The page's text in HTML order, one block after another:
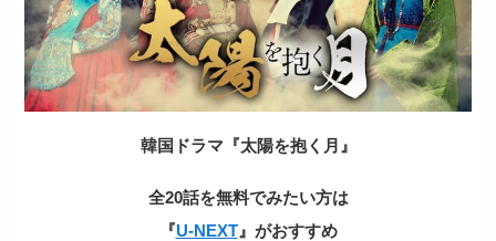
韓国ドラマ『太陽を抱く月』
全20話を無料でみたい方は
『U-NEXT』がおすすめ